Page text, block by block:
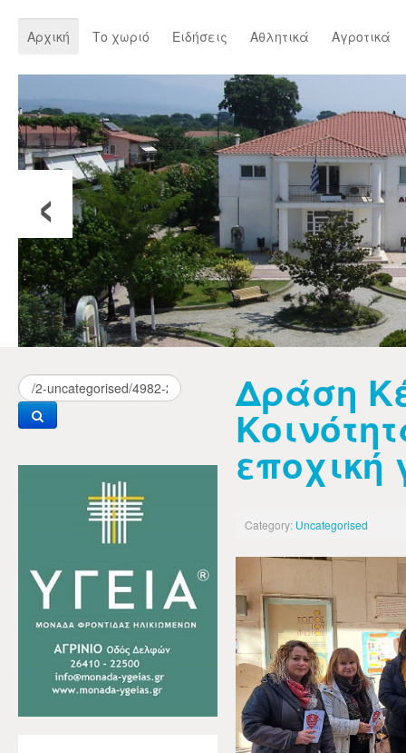
Αρχική Το χωριό Ειδήσεις Αθλητικά Αγροτικά
‹
Δράση
εποχική
Category: Uncategorised